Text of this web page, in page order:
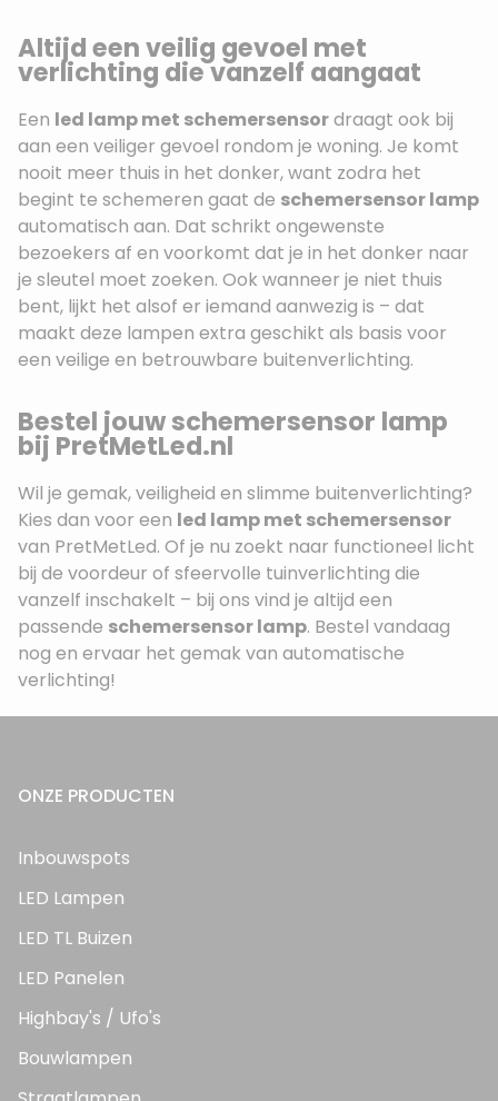
Altijd een veilig gevoel met
verlichting die vanzelf aangaat
Een led lamp met schemersensordraagt ook bij
aan een veiliger gevoel rondom je woning. Je komt
nooit meer thuis in het donker, want zodra het
begint te schemeren gaat de schemersensor lamp
automatisch aan. Dat schrikt ongewenste
bezoekers af en voorkomt dat je in het donker naar
je sleutel moet zoeken. Ook wanneer je niet thuis
bent, lijkt het alsof er iemand aanwezig is – dat
maakt deze lampen extra geschikt als basis voor
een veilige en betrouwbare buitenverlichting.
Bestel jouw schemersensor lamp
bij PretMetLed.nl
Wil je gemak, veiligheid en slimme buitenverlichting?
Kies dan voor een led lamp met schemersensor
van PretMetLed. Of je nu zoekt naar functioneel licht
bij de voordeur of sfeervolle tuinverlichting die
vanzelf inschakelt – bij ons vind je altijd een
passende schemersensor lamp. Bestel vandaag
nog en ervaar het gemak van automatische
verlichting!
ONZE PRODUCTEN
Inbouwspots
LED Lampen
LED TL Buizen
LED Panelen
Highbay's / Ufo's
Bouwlampen